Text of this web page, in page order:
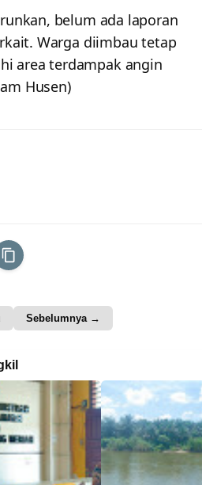
belum ada laporan
Warga diimbau tetap
area terdampak angin
Husen)
Sebelumnya →